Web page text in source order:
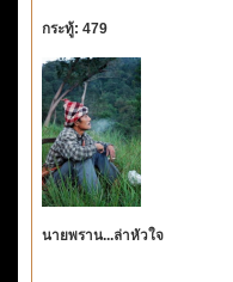
กระทู้: 479
นายพราน...ล่าหัวใจ